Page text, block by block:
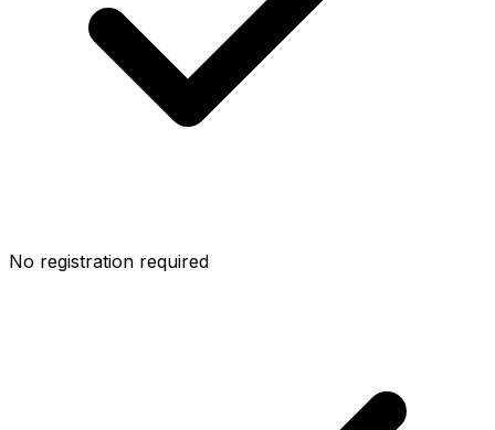
No registration required